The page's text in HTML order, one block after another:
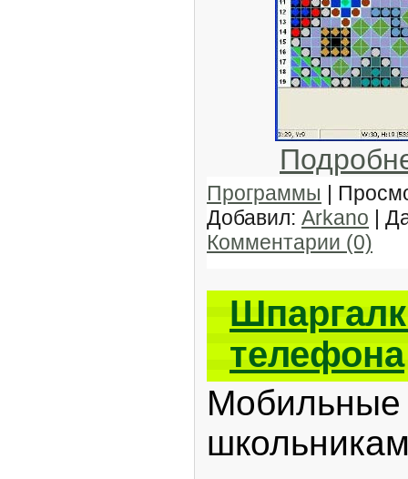
Программы |
Добавил: Arkano |
Комментарии (0)
телефона
Мобильные